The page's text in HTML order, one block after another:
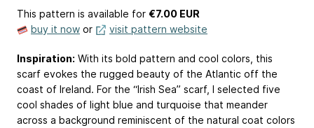
This pattern is available for €7.00 EUR
buy it now or visit pattern website
Inspiration: With its bold pattern and cool colors, this
scarf evokes the rugged beauty of the Atlantic off the
coast of Ireland. For the “Irish Sea” scarf, I selected five
cool shades of light blue and turquoise that meander
across a background reminiscent of the natural coat colors